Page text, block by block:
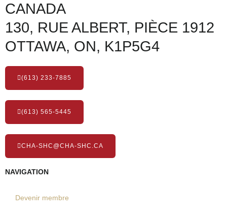
CANADA
130, RUE ALBERT, PIÈCE 1912
OTTAWA, ON, K1P5G4
(613) 233-7885
(613) 565-5445
CHA-SHC@CHA-SHC.CA
NAVIGATION
Devenir membre